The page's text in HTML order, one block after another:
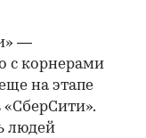
—
с корнерами
на этапе
«СберСити».
людей